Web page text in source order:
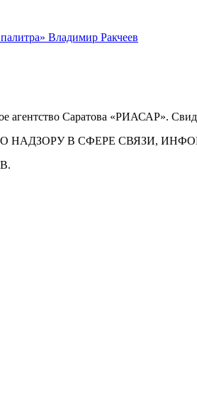
агентство Саратова «РИАСАР».
НАДЗОРУ В СФЕРЕ СВЯЗИ,